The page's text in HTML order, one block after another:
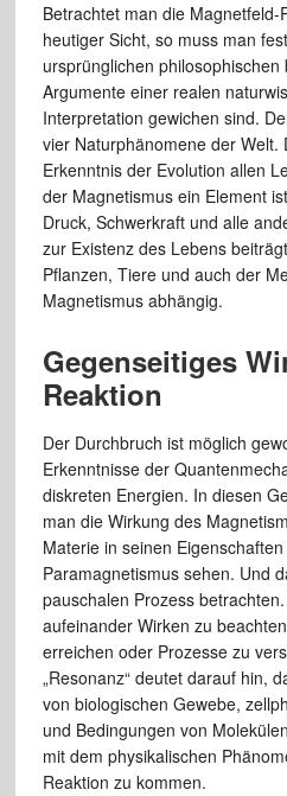
Betrachtet man die
heutiger Sicht, so muss man
ursprünglichen
Argumente einer realen
Interpretation gewichen sind.
vier Naturphänomene der Welt.
Erkenntnis der Evolution allen
der Magnetismus ein Element
Druck, Schwerkraft und alle
zur Existenz des Lebens
Pflanzen, Tiere und auch der
Magnetismus abhängig.
Gegenseitiges
Reaktion
Der Durchbruch ist möglich
Erkenntnisse der
diskreten Energien. In diesen
man die Wirkung des
Materie in seinen
Paramagnetismus sehen. Und
pauschalen Prozess
aufeinander Wirken zu
erreichen oder Prozesse zu
„Resonanz“ deutet darauf hin,
von biologischen Gewebe,
und Bedingungen von
mit dem physikalischen
Reaktion zu kommen.